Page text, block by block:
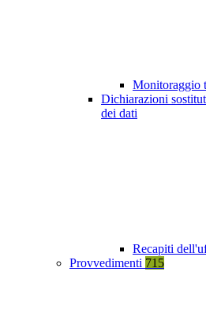
Monitoraggio
Dichiarazioni
dei dati
Recapiti
Provvedimenti 715